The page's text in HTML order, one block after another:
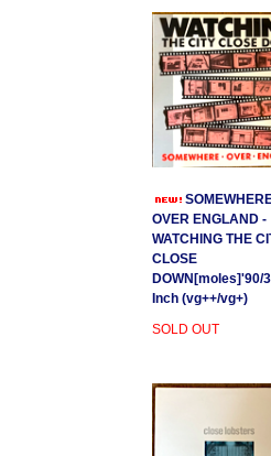
OVER ENGLAND -
WATCHING THE
CLOSE
DOWN[moles]'90/
Inch (vg++/vg+)
SOLD OUT